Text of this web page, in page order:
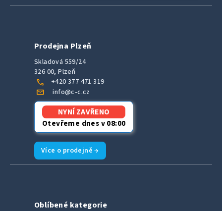
Prodejna Plzeň
Skladová 559/24
326 00, Plzeň
call +420 377 471 319
mail info@c-c.cz
NYNÍ ZAVŘENO
Otevřeme dnes v 08:00
Více o prodejně →
Oblíbené kategorie